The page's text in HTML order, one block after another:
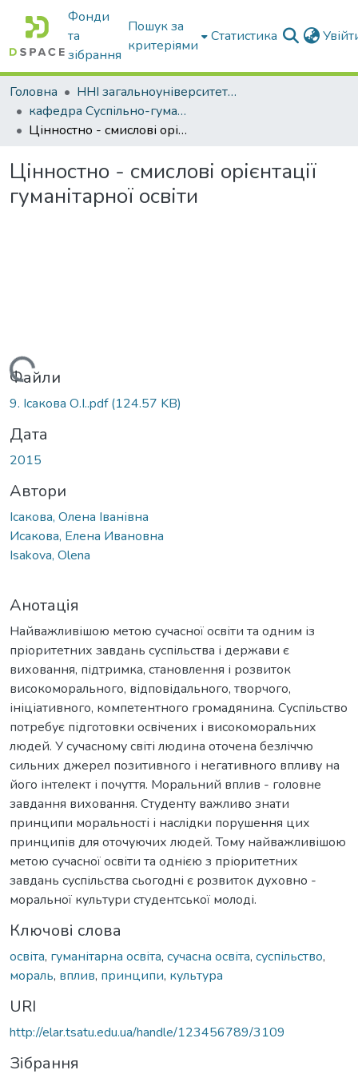
Фонди
та
зібрання
Пошук за
критеріями
Статистика
Головна
ННІ загальноуніверситетської підготовки
кафедра Суспільно-гуманітарні науки
Цінностно - смислові орієнтації гуманітарної освіти
Цінностно - смислові орієнтації
гуманітарної освіти
Вантажиться...
Файли
9. Ісакова О.І..pdf(124.57 KB)
Дата
2015
Автори
Ісакова, Олена Іванівна
Исакова, Елена Ивановна
Isakova, Olena
Анотація
Найважливішою метою сучасної освіти та одним із
пріоритетних завдань суспільства і держави є
виховання, підтримка, становлення і розвиток
високоморального, відповідального, творчого,
ініціативного, компетентного громадянина. Суспільство
потребує підготовки освічених і високоморальних
людей. У сучасному світі людина оточена безліччю
сильних джерел позитивного і негативного впливу на
його інтелект і почуття. Моральний вплив - головне
завдання виховання. Студенту важливо знати
принципи моральності і наслідки порушення цих
принципів для оточуючих людей. Тому найважливішою
метою сучасної освіти та однією з пріоритетних
завдань суспільства сьогодні є розвиток духовно -
моральної культури студентської молоді.
Ключові слова
освіта, гуманітарна освіта, сучасна освіта, суспільство,
мораль, вплив, принципи, культура
URI
http://elar.tsatu.edu.ua/handle/123456789/3109
Зібрання